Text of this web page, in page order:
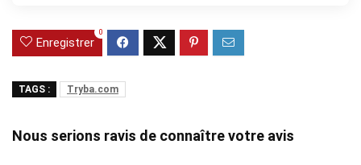
Enregistrer
0
TAGS : Tryba.com
Nous serions ravis de connaître votre avis